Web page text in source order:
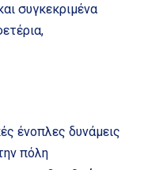
συγκεκριμένα
ένοπλες δυνάμεις
πόλη